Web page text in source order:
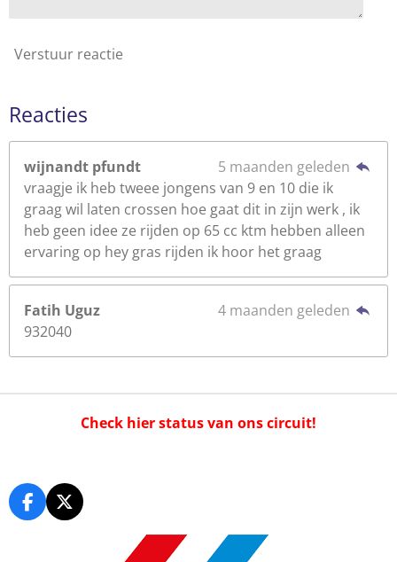
Verstuur reactie
Reacties
wijnandt pfundt
5 maanden geleden
vraagje ik heb tweee jongens van 9 en 10 die ik
graag wil laten crossen hoe gaat dit in zijn werk , ik
heb geen idee ze rijden op 65 cc ktm hebben alleen
ervaring op hey gras rijden ik hoor het graag
Fatih Uguz
4 maanden geleden
932040
Check hier status van ons circuit!
F
a
X